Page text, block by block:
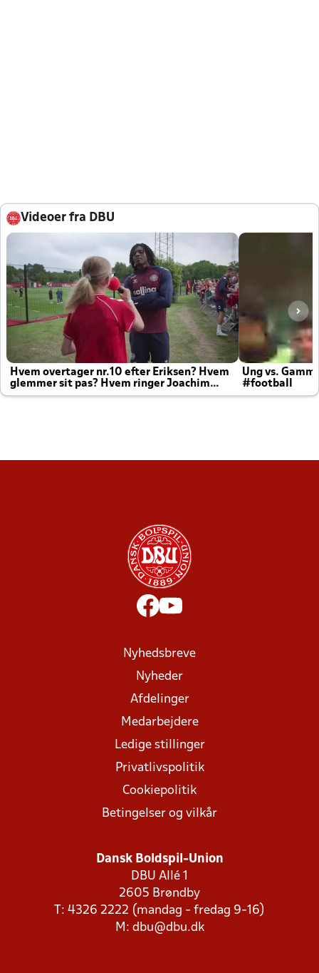
Videoer fra DBU
Hvem overtager nr.10 efter Eriksen? Hvem
glemmer sit pas? Hvem ringer Joachim
altid til efter kampe?
Ung vs.
#football
Nyhedsbreve
Nyheder
Afdelinger
Medarbejdere
Ledige stillinger
Privatlivspolitik
Cookiepolitik
Betingelser og vilkår
Dansk Boldspil-Union
DBU Allé 1
2605 Brøndby
T: 4326 2222 (mandag - fredag 9-16)
M: dbu@dbu.dk